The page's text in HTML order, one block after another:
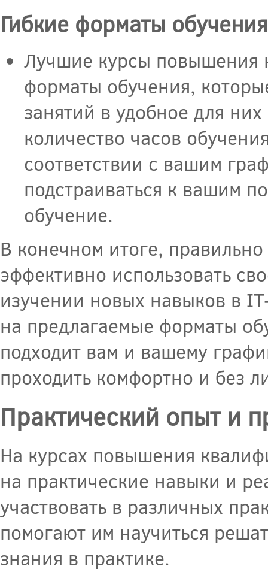
Гибкие форматы обучения
Лучшие курсы повышения
форматы обучения,
занятий в удобное для
количество часов
соответствии с вашим
подстраиваться к вашим
обучение.
В конечном итоге,
эффективно использовать
изучении новых навыков в
на предлагаемые форматы
подходит вам и вашему
проходить комфортно и без
Практический опыт и
На курсах повышения
на практические навыки и
участвовать в различных
помогают им научиться
знания в практике.